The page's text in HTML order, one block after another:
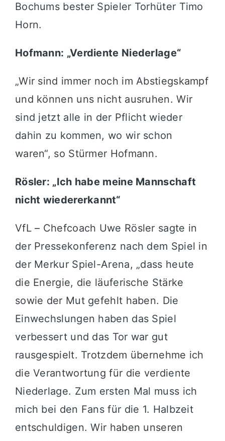
Bochums bester Spieler Torhüter Timo
Horn.
Hofmann: „Verdiente Niederlage“
„Wir sind immer noch im Abstiegskampf
und können uns nicht ausruhen. Wir
sind jetzt alle in der Pflicht wieder
dahin zu kommen, wo wir schon
waren“, so Stürmer Hofmann.
Rösler: „Ich habe meine Mannschaft
nicht wiedererkannt“
VfL – Chefcoach Uwe Rösler sagte in
der Pressekonferenz nach dem Spiel in
der Merkur Spiel-Arena, „dass heute
die Energie, die läuferische Stärke
sowie der Mut gefehlt haben. Die
Einwechslungen haben das Spiel
verbessert und das Tor war gut
rausgespielt. Trotzdem übernehme ich
die Verantwortung für die verdiente
Niederlage. Zum ersten Mal muss ich
mich bei den Fans für die 1. Halbzeit
entschuldigen. Wir haben unseren